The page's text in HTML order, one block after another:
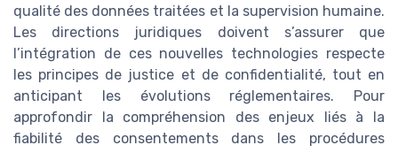
qualité des données traitées et la supervision humaine.
Les directions juridiques doivent s’assurer que
l’intégration de ces nouvelles technologies respecte
les principes de justice et de confidentialité, tout en
anticipant les évolutions réglementaires. Pour
approfondir la compréhension des enjeux liés à la
fiabilité des consentements dans les procédures